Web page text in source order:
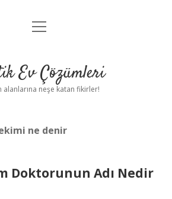
Anasayfa
Yasal Uyarı
menüyü
Ev Çözümleri
alanlarına neşe katan fikirler!
ne denir
Doktorunun Adı Nedir